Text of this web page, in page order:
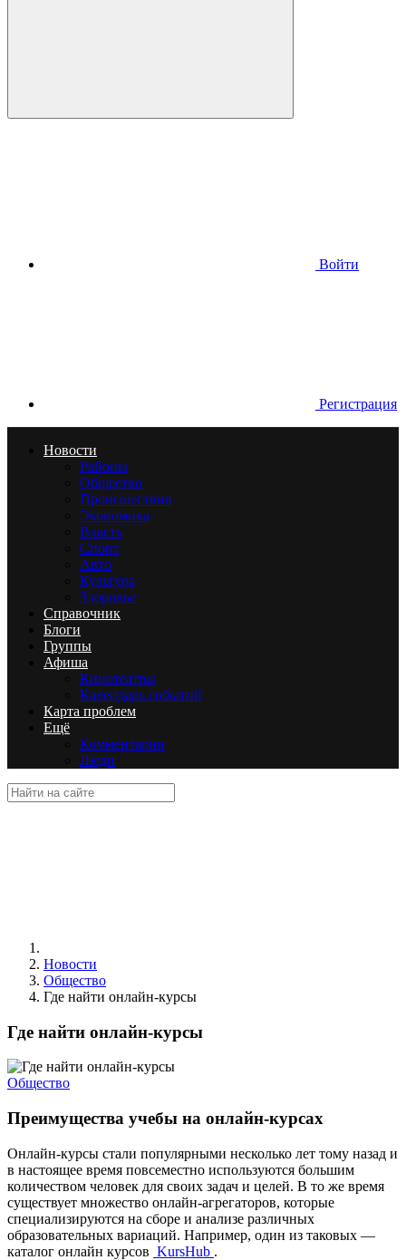
Войти
Регистрация
Новости
Районы
Общество
Происшествия
Экономика
Власть
Спорт
Авто
Культура
Здоровье
Справочник
Блоги
Группы
Афиша
Кинотеатры
Календарь событий
Карта проблем
Ещё
Комментарии
Люди
Новости
Общество
Где найти онлайн-курсы
Где найти онлайн-курсы
Общество
Преимущества учебы на онлайн-курсах
Онлайн-курсы стали популярными несколько лет тому назад и
в настоящее время повсеместно используются большим
количеством человек для своих задач и целей. В то же время
существует множество онлайн-агрегаторов, которые
специализируются на сборе и анализе различных
образовательных вариаций. Например, один из таковых —
каталог онлайн курсов KursHub .